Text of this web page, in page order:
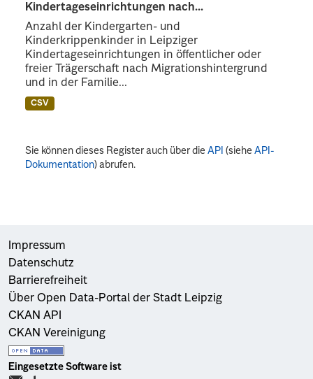
Kindertageseinrichtungen nach...
Anzahl der Kindergarten- und
Kinderkrippenkinder in Leipziger
Kindertageseinrichtungen in öffentlicher oder
freier Trägerschaft nach Migrationshintergrund
und in der Familie...
CSV
Sie können dieses Register auch über dieAPI (sieheAPI-
Dokumentation) abrufen.
Impressum
Datenschutz
Barrierefreiheit
Über Open Data-Portal der Stadt Leipzig
CKAN API
CKAN Vereinigung
Eingesetzte Software ist